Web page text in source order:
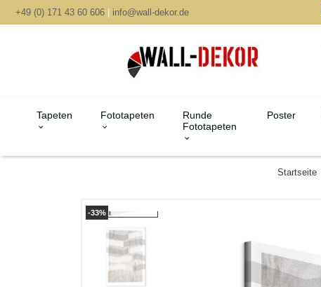
+49 (0) 171 43 60 606 | info@wall-dekor.de
Tapeten Fototapeten
Runde
Fototapeten
Poster
Startseite
-33%